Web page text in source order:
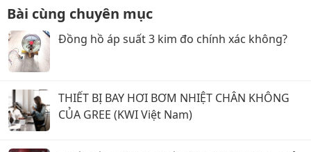
Bài cùng chuyên mục
Đồng hồ áp suất 3 kim đo chính xác không?
THIẾT BỊ BAY HƠI BƠM NHIỆT CHÂN KHÔNG
CỦA GREE (KWI Việt Nam)